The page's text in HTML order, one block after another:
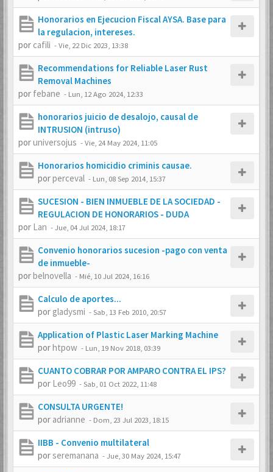
Honorarios en Ejecucion Fiscal AYSA. Base para
la regulacion, intereses.
por cafili -Vie, 22 Dic 2023, 13:38
Recommendations for Reliable Laser Rust
Removal Machines
por febane - Lun, 12 Ago 2024, 12:33
honorarios juicio de desalojo, causal de
INTRUSION (intruso)
poruniversojus -Vie, 24 May 2024, 11:05
Honorarios homicidio criminis causae.
porperceval - Lun, 08 Sep 2014, 15:37
SUCESION - BIEN INMUEBLE DE LA SOCIEDAD -
REGULACION DE HONORARIOS - DUDA
por Lan -Jue, 04 Jul 2024, 18:17
Convenio honorarios sucesion -pago con venta
de inmueble-
porbelnovella - Mié, 10 Jul 2024, 16:16
Calculo de aportes...
por gladysmi -Sab, 13 Feb 2010, 20:57
Application of Plastic Laser Marking Machine
porhtpow - Lun, 19 Nov 2018, 03:39
CUANTO COBRAR POR AMPARO CONTRA EL IPS?
por Leo99 -Sab, 01 Oct 2022, 11:48
CONSULTA URGENTE!
por adrianne - Dom, 23 Jul 2023, 18:15
IIBB - Convenio multilateral
porseremanana -Jue, 30 May 2024, 15:47